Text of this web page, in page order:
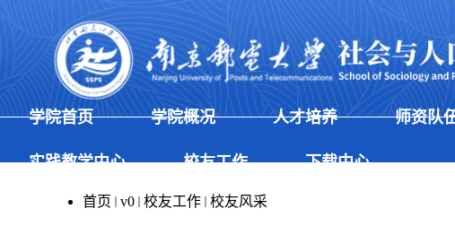
学院首页 学院概况 人才培养 师资队
实践教学中心 校友工作 下载中心
首页 v0 校友工作 校友风采